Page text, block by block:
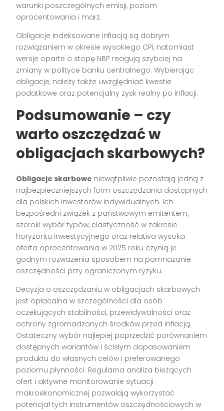
warunki poszczególnych emisji, poziom
oprocentowania i marż.
Obligacje indeksowane inflacją są dobrym
rozwiązaniem w okresie wysokiego CPI, natomiast
wersje oparte o stopę NBP reagują szybciej na
zmiany w polityce banku centralnego. Wybierając
obligacje, należy także uwzględniać kwestie
podatkowe oraz potencjalny zysk realny po inflacji.
Podsumowanie – czy
warto oszczędzać w
obligacjach skarbowych?
Obligacje skarbowe niewątpliwie pozostają jedną z
najbezpieczniejszych form oszczędzania dostępnych
dla polskich inwestorów indywidualnych. Ich
bezpośredni związek z państwowym emitentem,
szeroki wybór typów, elastyczność w zakresie
horyzontu inwestycyjnego oraz relativa wysoka
oferta oprocentowania w 2025 roku czynią je
godnym rozważenia sposobem na pomnażanie
oszczędności przy ograniczonym ryzyku.
Decyzja o oszczędzaniu w obligacjach skarbowych
jest opłacalna w szczególności dla osób
oczekujących stabilności, przewidywalności oraz
ochrony zgromadzonych środków przed inflacją.
Ostateczny wybór najlepiej poprzedzić porównaniem
dostępnych wariantów i ścisłym dopasowaniem
produktu do własnych celów i preferowanego
poziomu płynności. Regularna analiza bieżących
ofert i aktywne monitorowanie sytuacji
makroekonomicznej pozwalają wykorzystać
potencjał tych instrumentów oszczędnościowych w